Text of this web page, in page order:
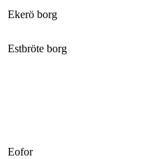
Ekerö borg
Estbröte borg
Eofor